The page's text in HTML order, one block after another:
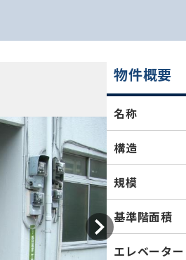
物件概要
名称
構造
規模
基準階面積
エレベーター